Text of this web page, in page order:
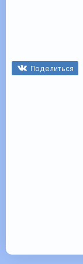
Поделиться